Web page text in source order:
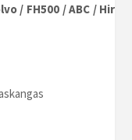
/ FH500/ABC /